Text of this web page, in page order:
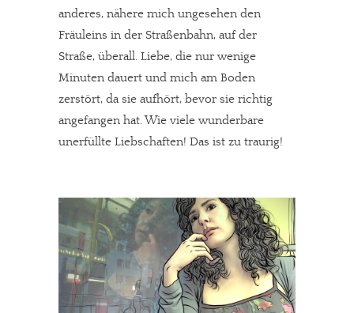
anderes, nähere mich ungesehen den
Fräuleins in der Straßenbahn, auf der
Straße, überall. Liebe, die nur wenige
Minuten dauert und mich am Boden
zerstört, da sie aufhört, bevor sie richtig
angefangen hat. Wie viele wunderbare
unerfüllte Liebschaften! Das ist zu traurig!